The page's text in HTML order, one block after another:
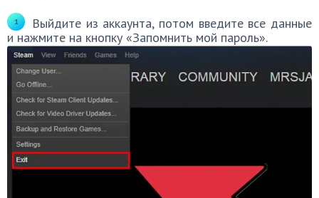
Выйдите из аккаунта, потом введите все данные
и нажмите на кнопку «Запомнить мой пароль».